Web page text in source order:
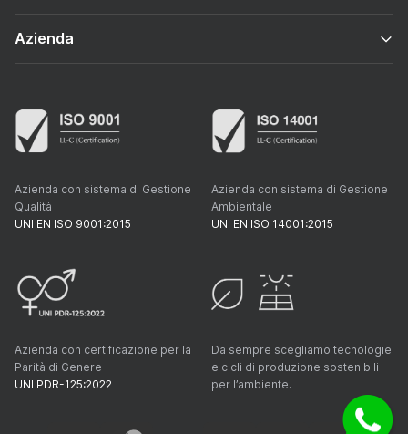
Azienda
Azienda con sistema di Gestione
Qualità
UNI EN ISO 9001:2015
Azienda con sistema di Gestione
Ambientale
UNI EN ISO 14001:2015
Azienda con certificazione per la
Parità di Genere
UNI PDR-125:2022
Da sempre scegliamo tecnologie
e cicli di produzione sostenibili
per l’ambiente.